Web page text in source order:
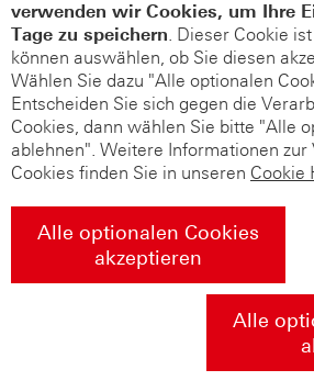
verwenden wir Cookies, um Ihre
Tage zu speichern. Dieser Cookie
können auswählen, ob Sie diesen
Wählen Sie dazu "Alle optionalen
Entscheiden Sie sich gegen die
Cookies, dann wählen Sie bitte "Alle
ablehnen". Weitere Informationen zur
Cookies finden Sie in unseren Cookie
Alle optionalen Cookies
akzeptieren
Alle